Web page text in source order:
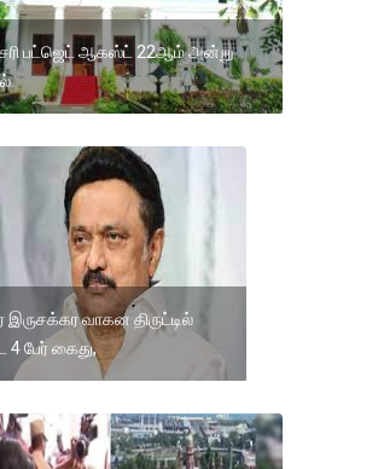
பட்ஜெட் ஆகஸ்ட் 22ஆம் அன்று
வாகன திருட்டில்
4 பேர் கைது,